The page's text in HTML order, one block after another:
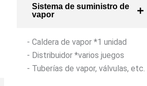
Sistema de suministro de
vapor
- Caldera de vapor *1 unidad
- Distribuidor *varios juegos
- Tuberías de vapor, válvulas, etc.